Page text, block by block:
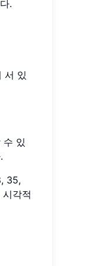
.
서 있
수 있
35,
각적